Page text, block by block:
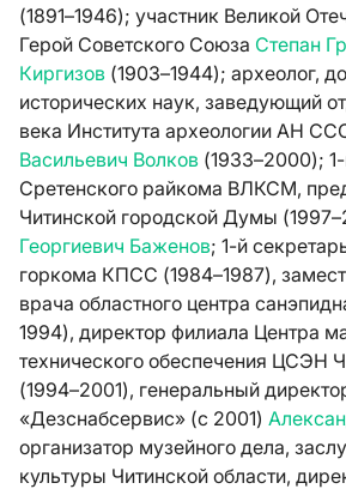
(1891–1946); участник Великой
Герой Советского Союза Степан
Киргизов (1903–1944); археолог,
исторических наук, заведующий
века Института археологии АН
Васильевич Волков (1933–2000);
Сретенского райкома ВЛКСМ,
Читинской городской Думы
Георгиевич Баженов; 1-й
горкома КПСС (1984–1987),
врача областного центра
1994), директор филиала Центра
технического обеспечения ЦСЭН
(1994–2001), генеральный
«Дезснабсервис» (с 2001)
организатор музейного дела,
культуры Читинской области,